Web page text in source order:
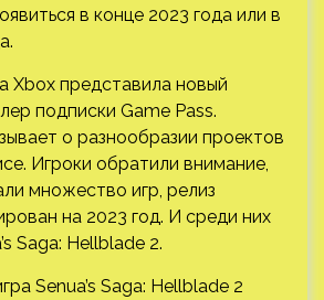
в конце 2023 года или в
Xbox представила новый
подписки Game Pass.
о разнообразии проектов
Игроки обратили внимание,
множество игр, релиз
на 2023 год. И среди них
Saga: Hellblade 2.
Senua’s Saga: Hellblade 2